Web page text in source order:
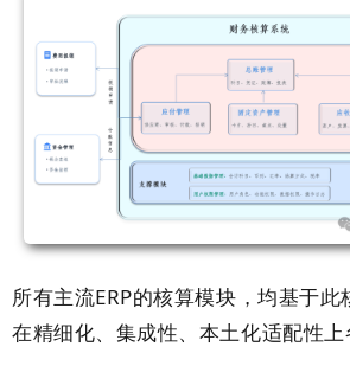
所有主流ERP的核算模块，均基于此
在精细化、集成性、本土化适配性上